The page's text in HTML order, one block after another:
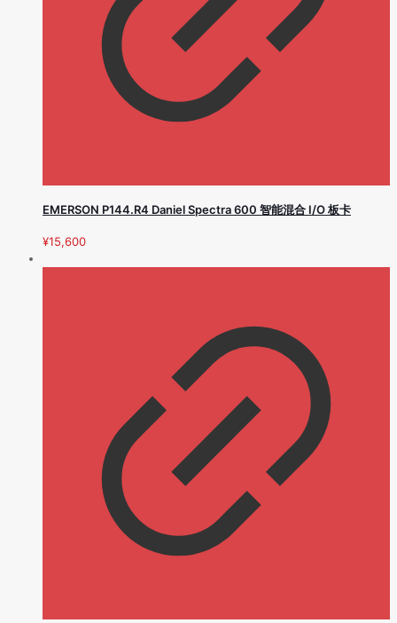
EMERSON P144.R4 Daniel Spectra 600 智能混合 I/O 板卡
¥15,600